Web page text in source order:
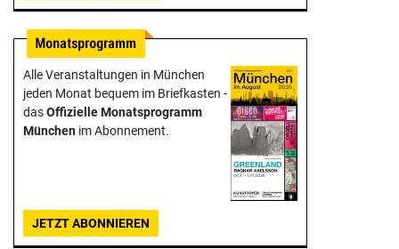
Alle Veranstaltungen in München
jeden Monat bequem im Briefkasten -
dasOffizielle Monats­programm
München im Abonnement.
JETZT ABONNIEREN